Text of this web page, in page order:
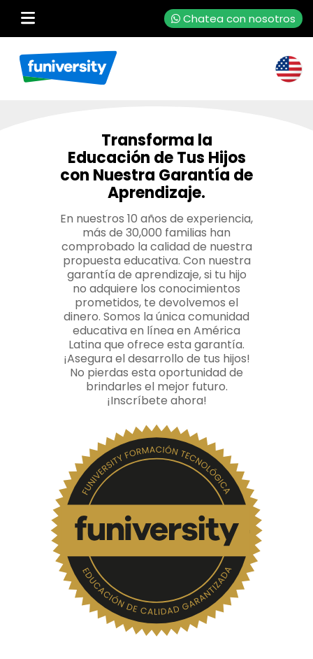
Chatea con nosotros
Transforma la
Educación de Tus Hijos
con Nuestra Garantía de
Aprendizaje.
En nuestros 10 años de experiencia,
más de 30,000 familias han
comprobado la calidad de nuestra
propuesta educativa. Con nuestra
garantía de aprendizaje, si tu hijo
no adquiere los conocimientos
prometidos, te devolvemos el
dinero. Somos la única comunidad
educativa en línea en América
Latina que ofrece esta garantía.
¡Asegura el desarrollo de tus hijos!
No pierdas esta oportunidad de
brindarles el mejor futuro.
¡Inscríbete ahora!